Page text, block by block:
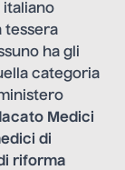
italiano
tessera
ha gli
categoria
Medici
di
riforma